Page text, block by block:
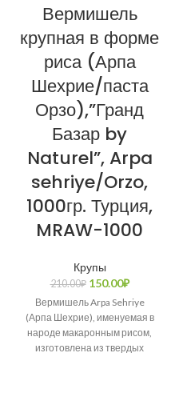
Вермишель
крупная в форме
риса (Арпа
Шехрие/паста
Орзо),”Гранд
Базар by
Naturel”, Arpa
sehriye/Orzo,
1000гр. Турция,
MRAW-1000
Крупы
210.00₽ 150.00₽
Вермишель Arpa Sehriye
(Арпа Шехрие), именуемая в
народе макаронным рисом,
изготовлена из твердых